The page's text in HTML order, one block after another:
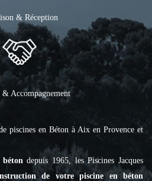
& Réception
Accompagnement
piscines en Béton à Aix en Provence et
bétondepuis 1965, les Piscines Jacques
de votre piscine en béton